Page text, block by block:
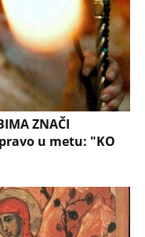
ZNAČI
u metu: "KO